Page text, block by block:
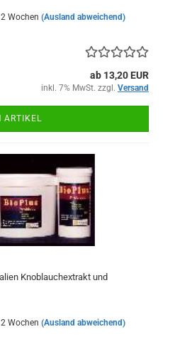
Wochen (Ausland abweichend)
ab 13,20 EUR
inkl. 7% MwSt. zzgl. Versand
ARTIKEL
Knoblauchextrakt und
Wochen (Ausland abweichend)